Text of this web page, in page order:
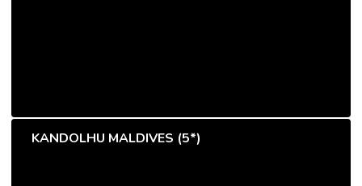
KANDOLHU MALDIVES (5*)